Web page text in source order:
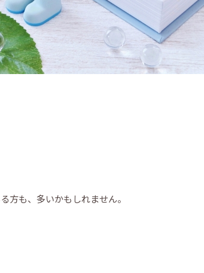
方も、多いかもしれません。